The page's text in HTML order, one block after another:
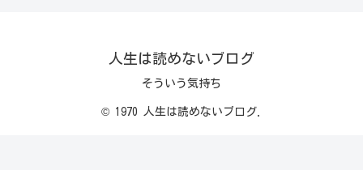
人生は読めないブログ
そういう気持ち
© 1970 人生は読めないブログ.